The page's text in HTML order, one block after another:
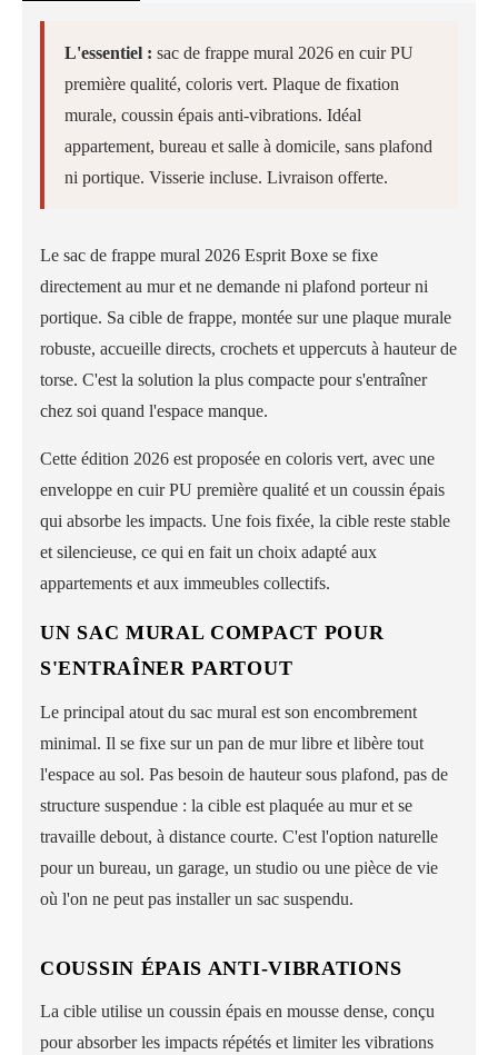
L'essentiel : sac de frappe mural 2026 en cuir PU
première qualité, coloris vert. Plaque de fixation
murale, coussin épais anti-vibrations. Idéal
appartement, bureau et salle à domicile, sans plafond
ni portique. Visserie incluse. Livraison offerte.
Le sac de frappe mural 2026 Esprit Boxe se fixe
directement au mur et ne demande ni plafond porteur ni
portique. Sa cible de frappe, montée sur une plaque murale
robuste, accueille directs, crochets et uppercuts à hauteur de
torse. C'est la solution la plus compacte pour s'entraîner
chez soi quand l'espace manque.
Cette édition 2026 est proposée en coloris vert, avec une
enveloppe en cuir PU première qualité et un coussin épais
qui absorbe les impacts. Une fois fixée, la cible reste stable
et silencieuse, ce qui en fait un choix adapté aux
appartements et aux immeubles collectifs.
UN SAC MURAL COMPACT POUR
S'ENTRAÎNER PARTOUT
Le principal atout du sac mural est son encombrement
minimal. Il se fixe sur un pan de mur libre et libère tout
l'espace au sol. Pas besoin de hauteur sous plafond, pas de
structure suspendue : la cible est plaquée au mur et se
travaille debout, à distance courte. C'est l'option naturelle
pour un bureau, un garage, un studio ou une pièce de vie
où l'on ne peut pas installer un sac suspendu.
COUSSIN ÉPAIS ANTI-VIBRATIONS
La cible utilise un coussin épais en mousse dense, conçu
pour absorber les impacts répétés et limiter les vibrations